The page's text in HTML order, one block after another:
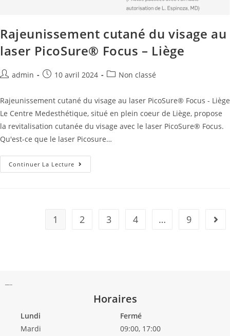
Rajeunissement cutané du visage au
laser PicoSure® Focus – Liège
admin 10 avril 2024 Non classé
Rajeunissement cutané du visage au laser PicoSure® Focus - Liège
Le Centre Medesthétique, situé en plein coeur de Liège, propose
la revitalisation cutanée du visage avec le laser PicoSure® Focus.
Qu'est-ce que le laser Picosure…
Continuer La Lecture
1 2 3 4 … 9
Horaires
Lundi
Mardi
Fermé
09:00, 17:00